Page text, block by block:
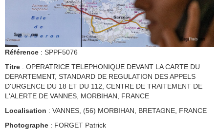
Référence : SPPF5076
Titre : OPERATRICE TELEPHONIQUE DEVANT LA CARTE DU
DEPARTEMENT, STANDARD DE REGULATION DES APPELS
D'URGENCE DU 18 ET DU 112, CENTRE DE TRAITEMENT DE
L'ALERTE DE VANNES, MORBIHAN, FRANCE
Localisation : VANNES, (56) MORBIHAN, BRETAGNE, FRANCE
Photographe : FORGET Patrick